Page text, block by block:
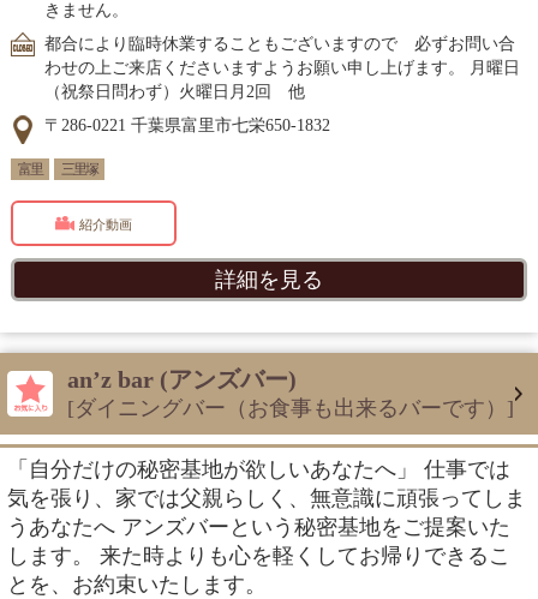
きません。
都合により臨時休業することもございますので 必ずお問い合
わせの上ご来店くださいますようお願い申し上げます。 月曜日
（祝祭日問わず）火曜日月2回 他
〒286-0221 千葉県富里市七栄650-1832
富里 三里塚
紹介動画
詳細を見る
an’z bar (アンズバー)
[ダイニングバー（お食事も出来るバーです）]
「自分だけの秘密基地が欲しいあなたへ」 仕事では
気を張り、家では父親らしく、無意識に頑張ってしま
うあなたへ アンズバーという秘密基地をご提案いた
します。 来た時よりも心を軽くしてお帰りできるこ
とを、お約束いたします。